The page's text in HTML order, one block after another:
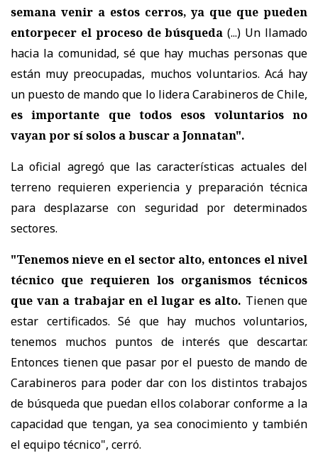
semana venir a estos cerros, ya que que pueden
entorpecer el proceso de búsqueda (...) Un llamado
hacia la comunidad, sé que hay muchas personas que
están muy preocupadas, muchos voluntarios. Acá hay
un puesto de mando que lo lidera Carabineros de Chile,
es importante que todos esos voluntarios no
vayan por sí solos a buscar a Jonnatan".
La oficial agregó que las características actuales del
terreno requieren experiencia y preparación técnica
para desplazarse con seguridad por determinados
sectores.
"Tenemos nieve en el sector alto, entonces el nivel
técnico que requieren los organismos técnicos
que van a trabajar en el lugar es alto. Tienen que
estar certificados. Sé que hay muchos voluntarios,
tenemos muchos puntos de interés que descartar.
Entonces tienen que pasar por el puesto de mando de
Carabineros para poder dar con los distintos trabajos
de búsqueda que puedan ellos colaborar conforme a la
capacidad que tengan, ya sea conocimiento y también
el equipo técnico", cerró.